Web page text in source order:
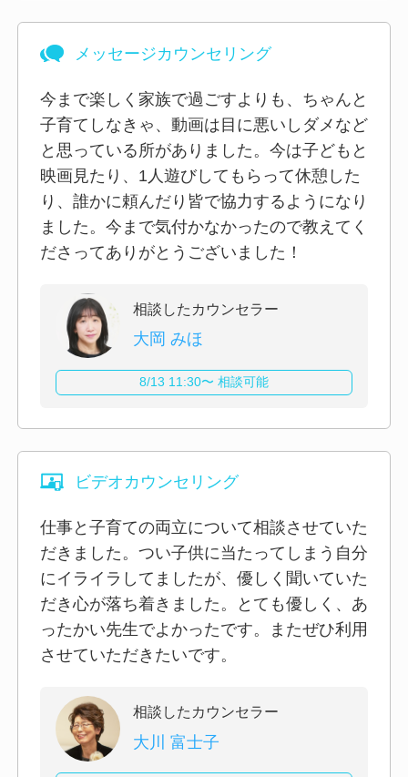
メッセージカウンセリング
今まで楽しく家族で過ごすよりも、ちゃんと
子育てしなきゃ、動画は目に悪いしダメなど
と思っている所がありました。今は子どもと
映画見たり、1人遊びしてもらって休憩した
り、誰かに頼んだり皆で協力するようになり
ました。今まで気付かなかったので教えてく
ださってありがとうございました！
相談したカウンセラー
大岡 みほ
8/13 11:30〜 相談可能
ビデオカウンセリング
仕事と子育ての両立について相談させていた
だきました。つい子供に当たってしまう自分
にイライラしてましたが、優しく聞いていた
だき心が落ち着きました。とても優しく、あ
ったかい先生でよかったです。またぜひ利用
させていただきたいです。
相談したカウンセラー
大川 富士子